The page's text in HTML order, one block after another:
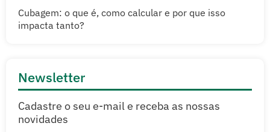
Cubagem: o que é, como calcular e por que isso
impacta tanto?
Newsletter
Cadastre o seu e-mail e receba as nossas
novidades